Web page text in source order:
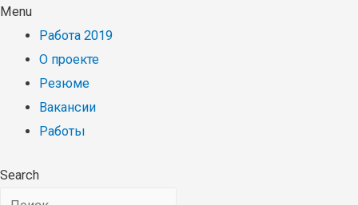
Menu
Работа 2019
О проекте
Резюме
Вакансии
Работы
Search